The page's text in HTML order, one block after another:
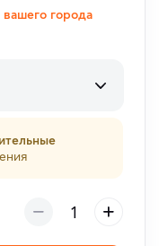
вашего города